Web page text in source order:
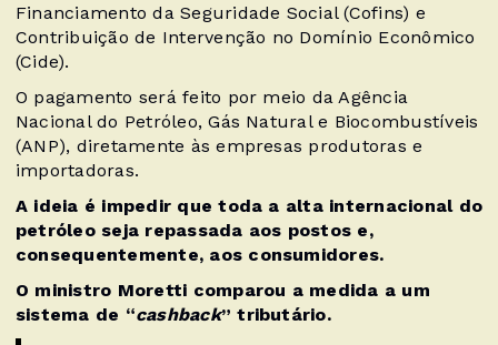
Financiamento da Seguridade Social (Cofins) e
Contribuição de Intervenção no Domínio Econômico
(Cide).
O pagamento será feito por meio da Agência
Nacional do Petróleo, Gás Natural e Biocombustíveis
(ANP), diretamente às empresas produtoras e
importadoras.
A ideia é impedir que toda a alta internacional do
petróleo seja repassada aos postos e,
consequentemente, aos consumidores.
O ministro Moretti comparou a medida a um
sistema de “cashback” tributário.